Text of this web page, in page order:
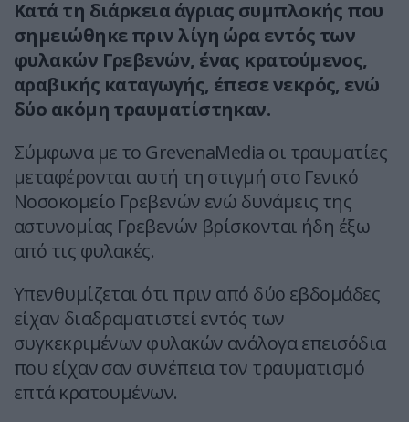
Κατά τη διάρκεια άγριας συμπλοκής που
σημειώθηκε πριν λίγη ώρα εντός των
φυλακών Γρεβενών, ένας κρατούμενος,
αραβικής καταγωγής, έπεσε νεκρός, ενώ
δύο ακόμη τραυματίστηκαν.
Σύμφωνα με το GrevenaMedia οι τραυματίες
μεταφέρονται αυτή τη στιγμή στο Γενικό
Νοσοκομείο Γρεβενών ενώ δυνάμεις της
αστυνομίας Γρεβενών βρίσκονται ήδη έξω
από τις φυλακές.
Υπενθυμίζεται ότι πριν από δύο εβδομάδες
είχαν διαδραματιστεί εντός των
συγκεκριμένων φυλακών ανάλογα επεισόδια
που είχαν σαν συνέπεια τον τραυματισμό
επτά κρατουμένων.